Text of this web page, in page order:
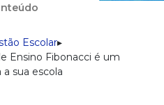
Escolar▸
Ensino Fibonacci é um
sua escola